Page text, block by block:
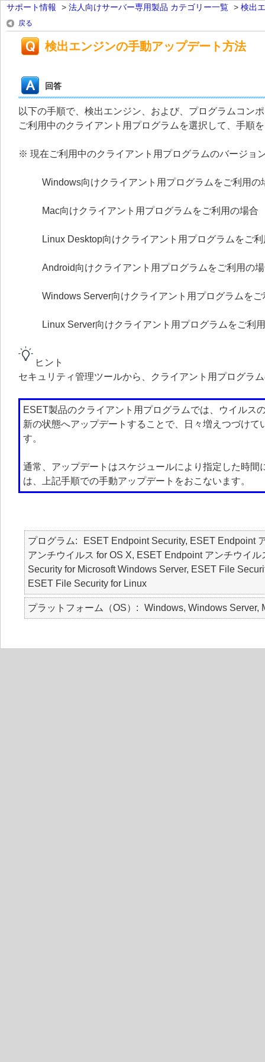
サポート情報 > 法人向けサーバー専用製品 カテゴリー一覧 > 検出
戻る
検出エンジンの手動アップデート方法
回答
以下の手順で、検出エンジン、および、プログラムコン
ご利用中のクライアント用プログラムを選択して、手順
※ 現在ご利用中のクライアント用プログラムのバージョ
Windows向けクライアント用プログラムをご利用の
Mac向けクライアント用プログラムをご利用の場合
Linux Desktop向けクライアント用プログラムをご
Android向けクライアント用プログラムをご利用の
Windows Server向けクライアント用プログラムを
Linux Server向けクライアント用プログラムをご利
ヒント
セキュリティ管理ツールから、クライアント用プログラ
ESET製品のクライアント用プログラムでは、ウイルス
新の状態へアップデートすることで、日々増えつづけ
す。
通常、アップデートはスケジュールにより指定した時
は、上記手順での手動アップデートをおこないます。
プログラム
ESET Endpoint Security, ESET Endpoint
アンチウイルス for OS X, ESET Endpoint アンチウイ
Security for Microsoft Windows Server, ESET File
ESET File Security for Linux
プラットフォーム（OS） Windows, Windows Server,